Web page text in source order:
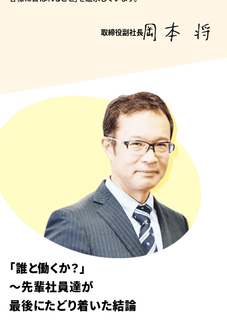
取締役副社長
「誰と働くか？」
～先輩社員達が
最後にたどり着いた結論